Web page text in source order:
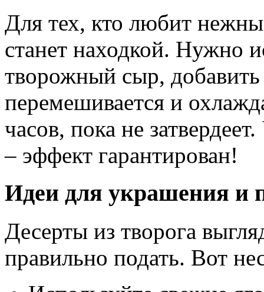
Для тех, кто любит
станет находкой. Нужно
творожный сыр,
перемешивается и
часов, пока не
– эффект гарантирован!
Идеи для украшения и
Десерты из творога
правильно подать. Вот